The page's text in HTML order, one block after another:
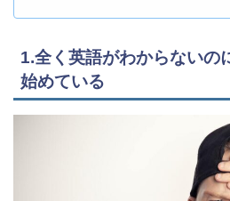
1.全く英語がわからないの
始めている